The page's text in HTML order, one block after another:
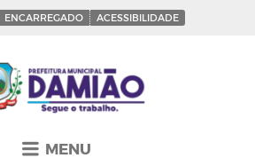
ENCARREGADO ACESSIBILIDADE
MENU